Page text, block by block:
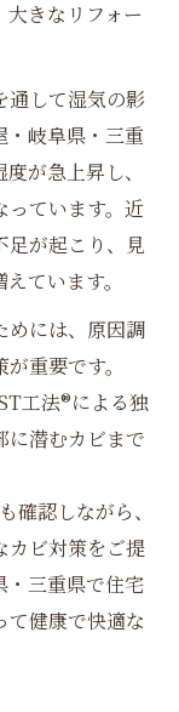
きなリフォー
通して湿気の影
・岐阜県・三重
が急上昇し、
っています。近
足が起こり、見
ています。
めには、原因調
重要です。
工法®による独
に潜むカビまで
確認しながら、
カビ対策をご提
・三重県で住宅
て健康で快適な